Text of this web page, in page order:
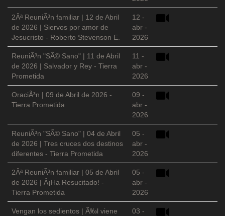
2Âª ReuniÃ³n familiar | 12 de Abril
de 2026 | Siervos por amor de
Jesucristo - Roberto Stevenson E.
12 -
abr -
2026
ReuniÃ³n "SÃ© Sano" | 11 de Abril
de 2026 | Salvador y Rey - Tierra
Prometida
11 -
abr -
2026
OraciÃ³n | 09 de Abril de 2026 -
Tierra Prometida
09 -
abr -
2026
ReuniÃ³n "SÃ© Sano" | 04 de Abril
de 2026 | Tres cruces dos destinos
diferentes - Tierra Prometida
05 -
abr -
2026
2Âª ReuniÃ³n familiar | 05 de Abril
de 2026 | Â¡Ha Resucitado! -
Tierra Prometida
05 -
abr -
2026
Vengan los sedientos | Ã‰l viene
03 -